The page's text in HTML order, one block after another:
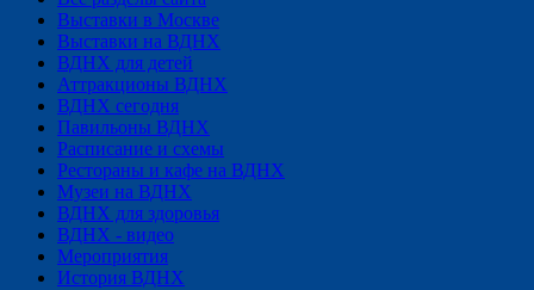
Выставки в Москве
Выставки на ВДНХ
ВДНХ для детей
Аттракционы ВДНХ
ВДНХ сегодня
Павильоны ВДНХ
Расписание и схемы
Рестораны и кафе на ВДНХ
Музеи на ВДНХ
ВДНХ для здоровья
ВДНХ - видео
Мероприятия
История ВДНХ